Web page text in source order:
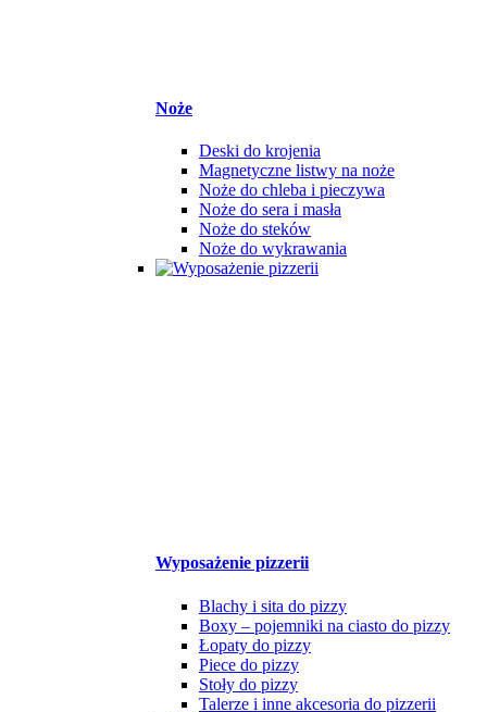
Noże
Deski do krojenia
Magnetyczne listwy na noże
Noże do chleba i pieczywa
Noże do sera i masła
Noże do steków
Noże do wykrawania
Wyposażenie pizzerii
Blachy i sita do pizzy
Boxy – pojemniki na ciasto do pizzy
Łopaty do pizzy
Piece do pizzy
Stoły do pizzy
Talerze i inne akcesoria do pizzerii